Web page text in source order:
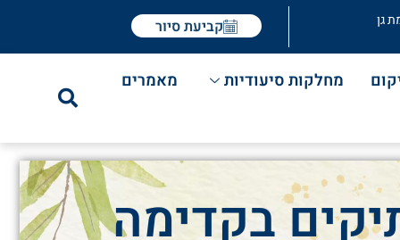
גן קביעת סיור
מחלקות סיעודיות מאמרים